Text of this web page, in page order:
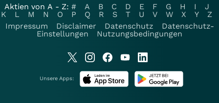
Aktien von A - Z: # A B C D E F G H I
J
K
L M N O P Q R S T U V W X Y
Z
Impressum
Disclaimer Datenschutz
Datenschutz-
Einstellungen
Nutzungsbedingungen
Unsere Apps: